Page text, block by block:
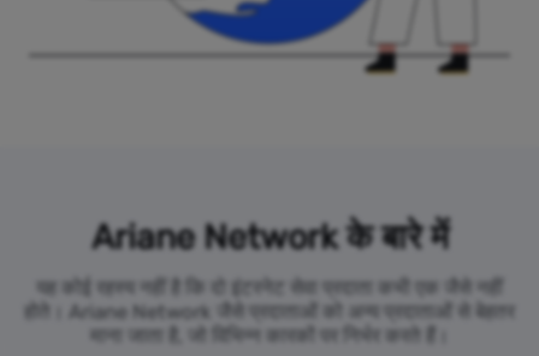
Ariane Network के बारे में
यह कोई रहस्य नहीं है कि दो इंटरनेट सेवा प्रदाता कभी एक जैसे नहीं
होते। Ariane Network जैसे प्रदाताओं को अन्य प्रदाताओं से बेहतर
माना जाता है, जो विभिन्न कारकों पर निर्भर करते हैं।